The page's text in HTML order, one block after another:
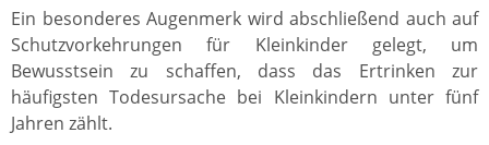
Ein besonderes Augenmerk wird abschließend auch auf
Schutzvorkehrungen für Kleinkinder gelegt, um
Bewusstsein zu schaffen, dass das Ertrinken zur
häufigsten Todesursache bei Kleinkindern unter fünf
Jahren zählt.